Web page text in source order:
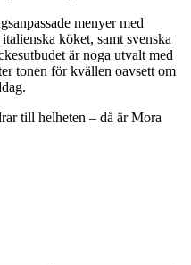
menyer med
köket, samt svenska
är noga utvalt med
tonen för kvällen oavsett om
till helheten – då är Mora